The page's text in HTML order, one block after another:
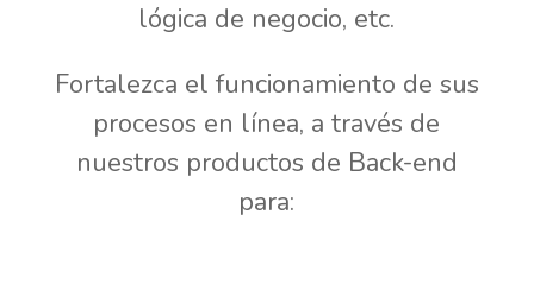
lógica de negocio, etc.
Fortalezca el funcionamiento de sus
procesos en línea, a través de
nuestros productos de Back-end
para: